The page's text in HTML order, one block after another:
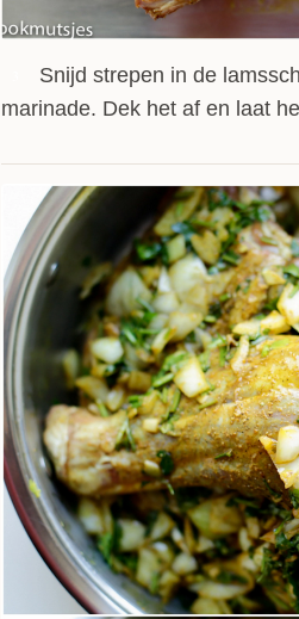
Snijd strepen in de
marinade. Dek het af en laat